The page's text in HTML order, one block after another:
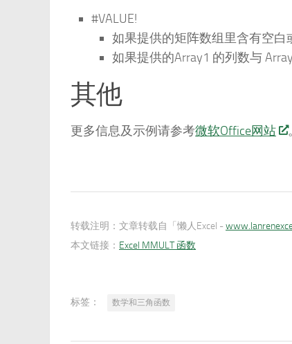
#VALUE!
如果提供的矩阵数组里含有空白
如果提供的Array1 的列数与
其他
更多信息及示例请参考微软Office网站 。
转载注明： 文章转载自「懒人Excel -
本文链接： Excel MMULT 函数
标签： 数学和三角函数